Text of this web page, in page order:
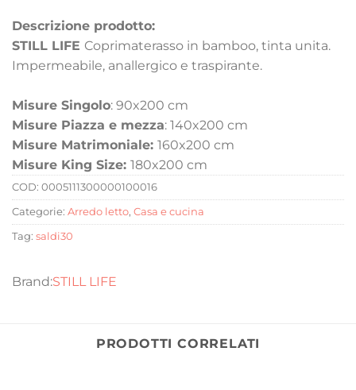
Descrizione prodotto:
STILL LIFE Coprimaterasso in bamboo, tinta unita.
Impermeabile, anallergico e traspirante.
Misure Singolo: 90x200 cm
Misure Piazza e mezza: 140x200 cm
Misure Matrimoniale: 160x200 cm
Misure King Size: 180x200 cm
COD: 0005111300000100016
Categorie: Arredo letto, Casa e cucina
Tag: saldi30
STILL LIFE
PRODOTTI CORRELATI